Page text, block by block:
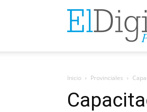
ElDigitalPlottier
Inicio Provinciales